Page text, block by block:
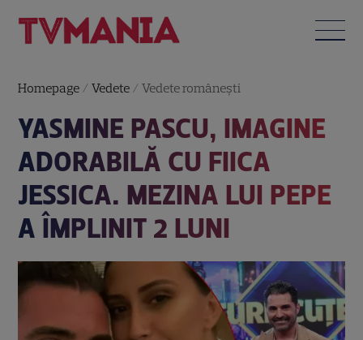
Homepage /Vedete /Vedete româneşti
YASMINE PASCU, IMAGINE
ADORABILĂ CU FIICA
JESSICA. MEZINA LUI PEPE
A ÎMPLINIT 2 LUNI